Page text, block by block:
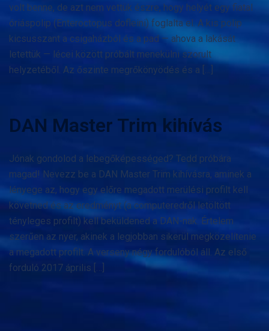
volt benne, de azt nem vettük észre, hogy helyét egy fiatal
óriáspolip (Enteroctopus dofleini) foglalta el. A kis polip
kicsusszant a csigaházból és a pad — ahova a lakását
letettük — lécei között próbált menekülni szorult
helyzetéből. Az őszinte megrőkönyödés és a […]
DAN Master Trim kihívás
Jónak gondolod a lebegőképességed? Tedd próbára
magad! Nevezz be a DAN Master Trim kihívásra, aminek a
lényege az, hogy egy előre megadott merülési profilt kell
követned és az eredményt (a computeredről letöltött
tényleges profilt) kell beküldened a DAN-nak. Értelem
szerűen az nyer, akinek a legjobban sikerül megközelítenie
a megadott profilt. A verseny négy fordulóból áll. Az első
forduló 2017 április […]